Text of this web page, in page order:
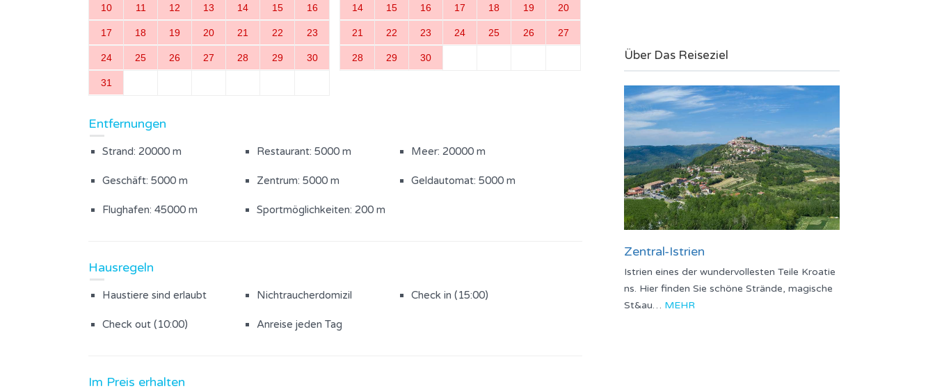
Badezimmer mit Dusche (1)
Außenanlagen
10 11 12 13 14 15 16
17 18 19 20 21 22 23
24 25 26 27 28 29 30
31
14 15 16 17 18 19 20
21 22 23 24 25 26 27
28 29 30
Entfernungen
Strand: 20000 m Restaurant: 5000 m Meer: 20000 m
Geschäft: 5000 m Zentrum: 5000 m Geldautomat: 5000 m
Flughafen: 45000 m Sportmöglichkeiten: 200 m
Hausregeln
Haustiere sind erlaubt Nichtraucherdomizil Check in (15:00)
Check out (10:00) Anreise jeden Tag
Im Preis erhalten
Über Das Reiseziel
Zentral-Istrien
Istrien eines der wundervollesten Teile Kroatie
ns. Hier finden Sie schöne Strände, magische
St&au… MEHR